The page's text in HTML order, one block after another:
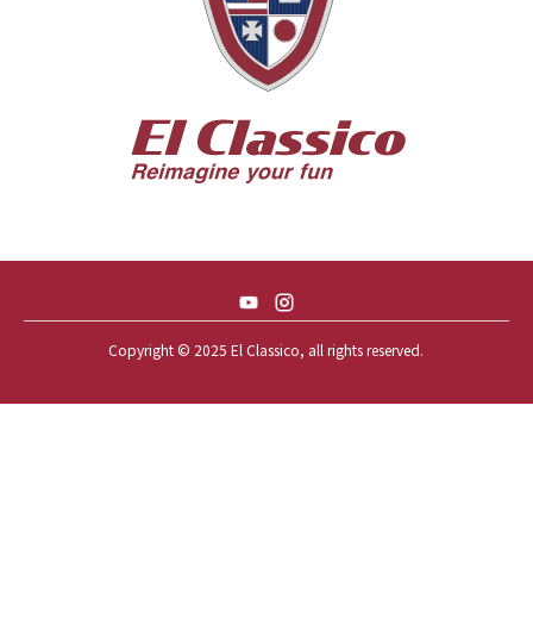
56 CHEVY BEL-AIR * KOMO *
56 CHEVY BEL-AIR *SPARKLE 56
57 CHEVY BEL-AIR CONVERTIBLE
57 CHEVY NOMAD *ACID 57*
59 CADILLAC COUPE DEVILLE
59 CHEVY APACHE *アパ太郎
Copyright © 2025 El Classico, all rights reserved.️